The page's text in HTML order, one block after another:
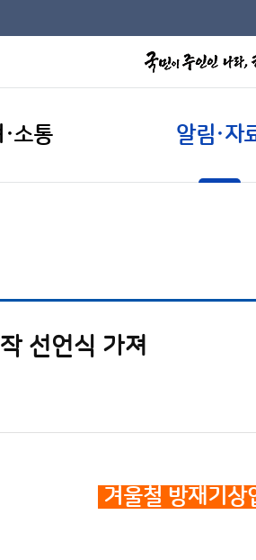
소통 알림·자
선언식 가져
겨울철 방재기상